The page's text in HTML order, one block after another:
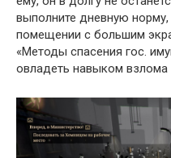
выполните дневную норму,
помещении с большим
«Методы спасения гос.
овладеть навыком взлома